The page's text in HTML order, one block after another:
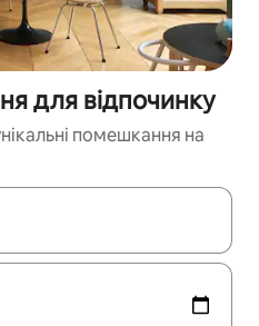
для відпочинку
помешкання на
використовуйте для